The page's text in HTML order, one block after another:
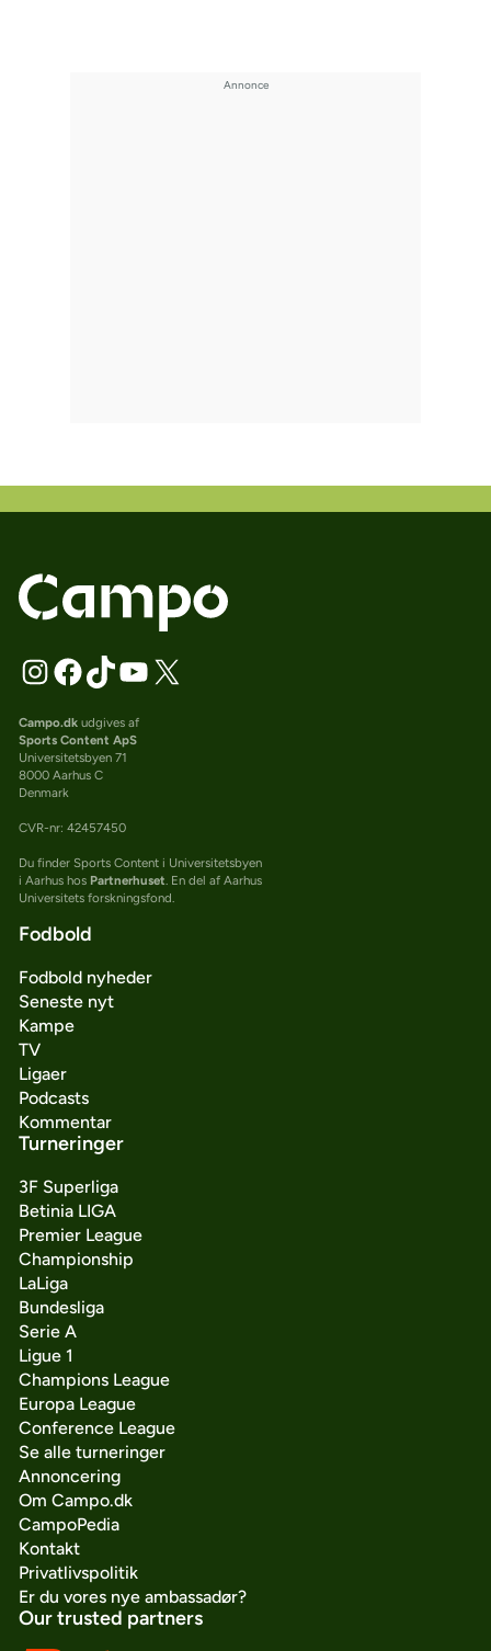
Campo.dkudgives af
Sports Content ApS
Universitetsbyen 71
8000 Aarhus C
Denmark
CVR-nr: 42457450
Du finder Sports Content i Universitetsbyen
i Aarhus hos Partnerhuset . En del af Aarhus
Universitets forskningsfond.
Fodbold
Fodbold nyheder
Seneste nyt
Kampe
TV
Ligaer
Podcasts
Kommentar
Turneringer
3F Superliga
Betinia LIGA
Premier League
Championship
LaLiga
Bundesliga
Serie A
Ligue 1
Champions League
Europa League
Conference League
Se alle turneringer
Annoncering
Om Campo.dk
CampoPedia
Kontakt
Privatlivspolitik
Er du vores nye ambassadør?
Our trusted partners